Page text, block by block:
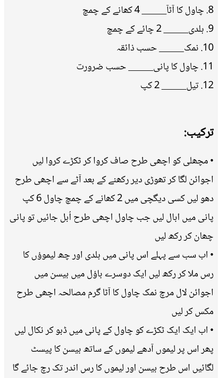
8. چاول کا آٹآ_____ 4 کھانے کے چمچ
9. ہلدی_____ 2 چائے کے چمچ
10. نمک_____ حسب ذائقہ
11. چاول کا پانی_____ حسب ضرورت
12. تیل_____ 2 کپ
ترکیب:
• مچھلی کو اچھی طرح صاف کروا کر ٹکڑے کروا لیں
اجوائن لگا کر تھوڑی دیر رکھنے کے بعد آٹے سے اچھی طرح
دھو لیں کسی دیگچی میں 2 کھانے کے چمچ چاول 6 کپ
پانی میں ابال لیں جب چاول اچھی طرح اُبل جائیں تو پانی
چھان کر رکھ لیں
• اب سب سے پہلے اس پانی میں ہلدی اور چھ لیموؤں کا
رس ملا کر رکھ لیں ایک دوسرے باؤل میں بیسن میں
اجوائن لال مرچ نمک چاول کا آٹا گرم مصالحہ اچھی طرح
مکس کر لیں
• اب ایک ایک ٹکڑے کو چاول کے پانی میں ڈبو کر نکال لیں
پھر اس پر لیموں آدھے لیموں کے ساتھ بیسن کا پیسٹ
لگائیں اس طرح بیسن اور لیموں کا رس اندر تک رچ جائے گا